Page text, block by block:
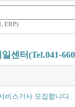
ERP)
센터(Tel.041-
비스기사 모집합니다.